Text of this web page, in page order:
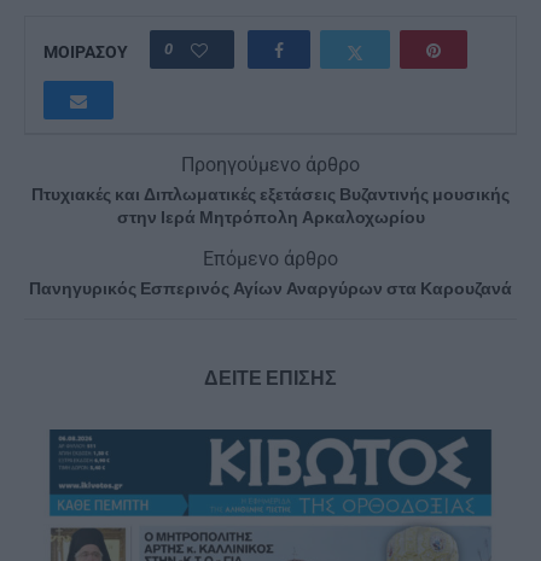
ΜΟΙΡΑΣΟΥ 0
Προηγούμενο άρθρο
Πτυχιακές και Διπλωματικές εξετάσεις Βυζαντινής μουσικής
στην Ιερά Μητρόπολη Αρκαλοχωρίου
Επόμενο άρθρο
Πανηγυρικός Εσπερινός Αγίων Αναργύρων στα Καρουζανά
ΔΕΙΤΕ ΕΠΙΣΗΣ